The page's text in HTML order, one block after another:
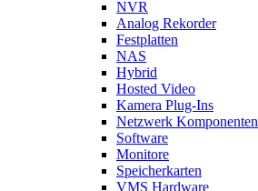
NVR
Analog Rekorder
Festplatten
NAS
Hybrid
Hosted Video
Kamera Plug-Ins
Netzwerk Komponenten
Software
Monitore
Speicherkarten
VMS Hardware